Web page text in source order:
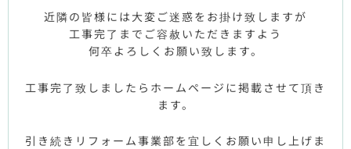
近隣の皆様には大変ご迷惑をお掛け致しますが
工事完了までご容赦いただきますよう
何卒よろしくお願い致します。
工事完了致しましたらホームページに掲載させて頂き
ます。
引き続きリフォーム事業部を宜しくお願い申し上げま